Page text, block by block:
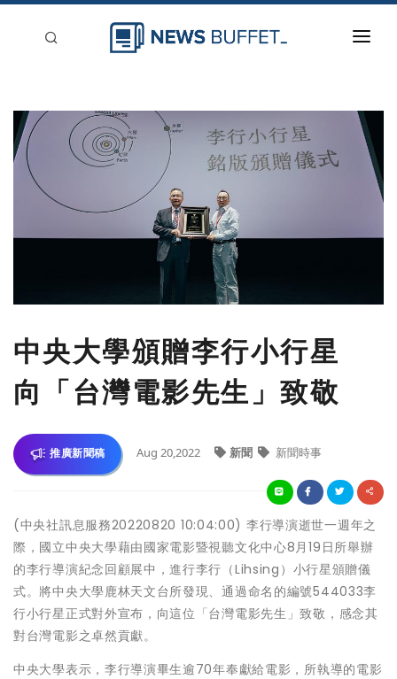
新聞稿分類
登入
中央大學頒贈李行小行星
向「台灣電影先生」致敬
推廣新聞稿 Aug 20,2022 新聞 新聞時事
(中央社訊息服務20220820 10:04:00) 李行導演逝世一週年之
際，國立中央大學藉由國家電影暨視聽文化中心8月19日所舉辦
的李行導演紀念回顧展中，進行李行（Lihsing）小行星頒贈儀
式。將中央大學鹿林天文台所發現、通過命名的編號544033李
行小行星正式對外宣布，向這位「台灣電影先生」致敬，感念其
對台灣電影之卓然貢獻。
中央大學表示，李行導演畢生逾70年奉獻給電影，所執導的電影